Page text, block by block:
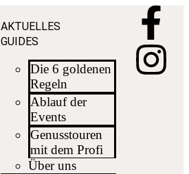
AKTUELLES
GUIDES
Die 6 goldenen
Regeln
Ablauf der
Events
Genusstouren
mit dem Profi
Über uns